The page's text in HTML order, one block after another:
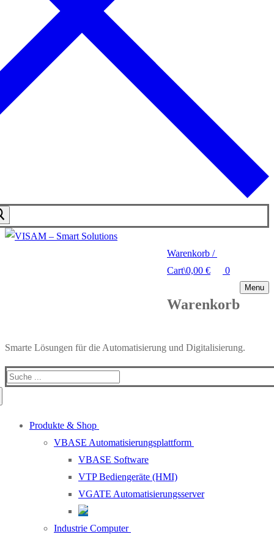
Warenkorb /
Cart\0,00 € 0
Warenkorb
Menu
Smarte Lösungen für die Automatisierung und Digitalisierung.
Search
Produkte & Shop
VBASE Automatisierungsplattform
VBASE Software
VTP Bediengeräte (HMI)
VGATE Automatisierungsserver
Industrie Computer